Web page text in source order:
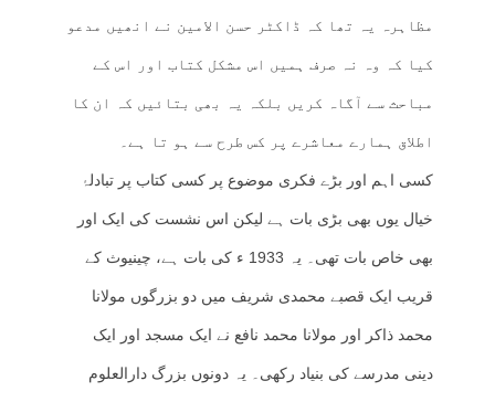
مظاہرہ یہ تھا کہ ڈاکٹر حسن الامین نے انھیں مدعو
کیا کہ وہ نہ صرف ہمیں اس مشکل کتاب اور اس کے
مباحث سے آگاہ کریں بلکہ یہ بھی بتائیں کہ ان کا
اطلاق ہمارے معاشرے پر کس طرح سے ہو تا ہے۔
کسی اہم اور بڑے فکری موضوع پر کسی کتاب پر تبادلۂ
خیال یوں بھی بڑی بات ہے لیکن اس نشست کی ایک اور
بھی خاص بات تھی۔ یہ 1933 ء کی بات ہے، چینیوث کے
قریب ایک قصبے محمدی شریف میں دو بزرگوں مولانا
محمد ذاکر اور مولانا محمد نافع نے ایک مسجد اور ایک
دینی مدرسے کی بنیاد رکھی۔ یہ دونوں بزرگ دارالعلوم